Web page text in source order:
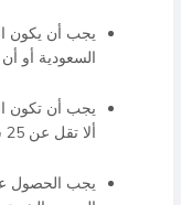
يجب أن يكون
السعودية أو
يجب أن تكون
ألا تقل عن 25 سنة، وقد تختلف حسب المنطقة).
يجب الحصول